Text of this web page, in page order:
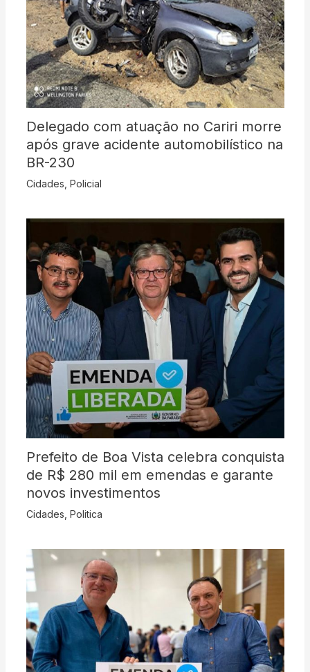
Delegado com atuação no Cariri morre
após grave acidente automobilístico na
BR-230
Cidades Policial
Prefeito de Boa Vista celebra conquista
de R$ 280 mil em emendas e garante
novos investimentos
Cidades Politica